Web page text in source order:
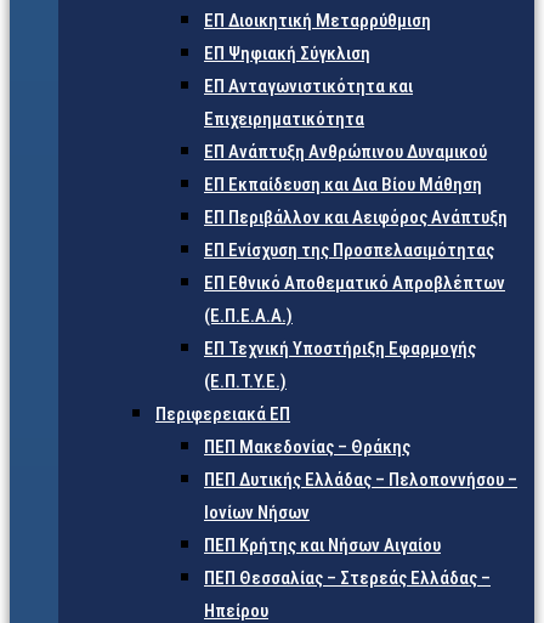
ΕΠ Διοικητική Μεταρρύθμιση
ΕΠ Ψηφιακή Σύγκλιση
ΕΠ Ανταγωνιστικότητα και
Επιχειρηματικότητα
ΕΠ Ανάπτυξη Ανθρώπινου Δυναμικού
ΕΠ Εκπαίδευση και Δια Βίου Μάθηση
ΕΠ Περιβάλλον και Αειφόρος Ανάπτυξη
ΕΠ Ενίσχυση της Προσπελασιμότητας
ΕΠ Εθνικό Αποθεματικό Απροβλέπτων
(Ε.Π.Ε.Α.Α.)
ΕΠ Τεχνική Υποστήριξη Εφαρμογής
(Ε.Π.Τ.Υ.Ε.)
Περιφερειακά ΕΠ
ΠΕΠ Μακεδονίας – Θράκης
ΠΕΠ Δυτικής Ελλάδας – Πελοποννήσου –
Ιονίων Νήσων
ΠΕΠ Κρήτης και Νήσων Αιγαίου
ΠΕΠ Θεσσαλίας – Στερεάς Ελλάδας –
Ηπείρου